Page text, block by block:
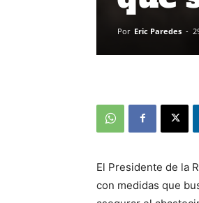
Por Eric Paredes -
El Presidente de la
con medidas que